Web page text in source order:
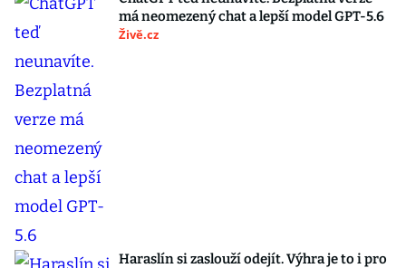
má neomezený chat a lepší model GPT-5.6
Živě.cz
Haraslín si zaslouží odejít. Výhra je to i pro